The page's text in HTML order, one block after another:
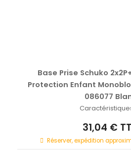
Base Prise Schuko
Protection Enfant
086077
31,04 €
Réserver, expédition